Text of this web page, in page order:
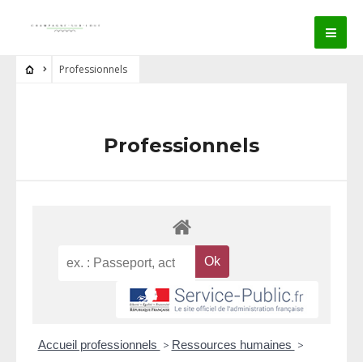
Professionnels
Professionnels
Accueil professionnels > Ressources humaines >